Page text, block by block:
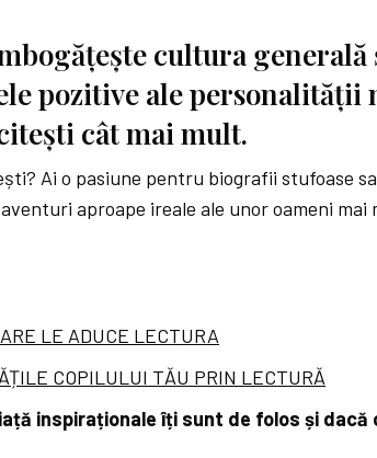
cultura generală
pozitive ale personalității
cât mai mult.
Ai o pasiune pentru biografii stufoase
aproape ireale ale unor oameni mai
LE ADUCE LECTURA
COPILULUI TĂU PRIN LECTURĂ
inspiraționale îți sunt de folos și